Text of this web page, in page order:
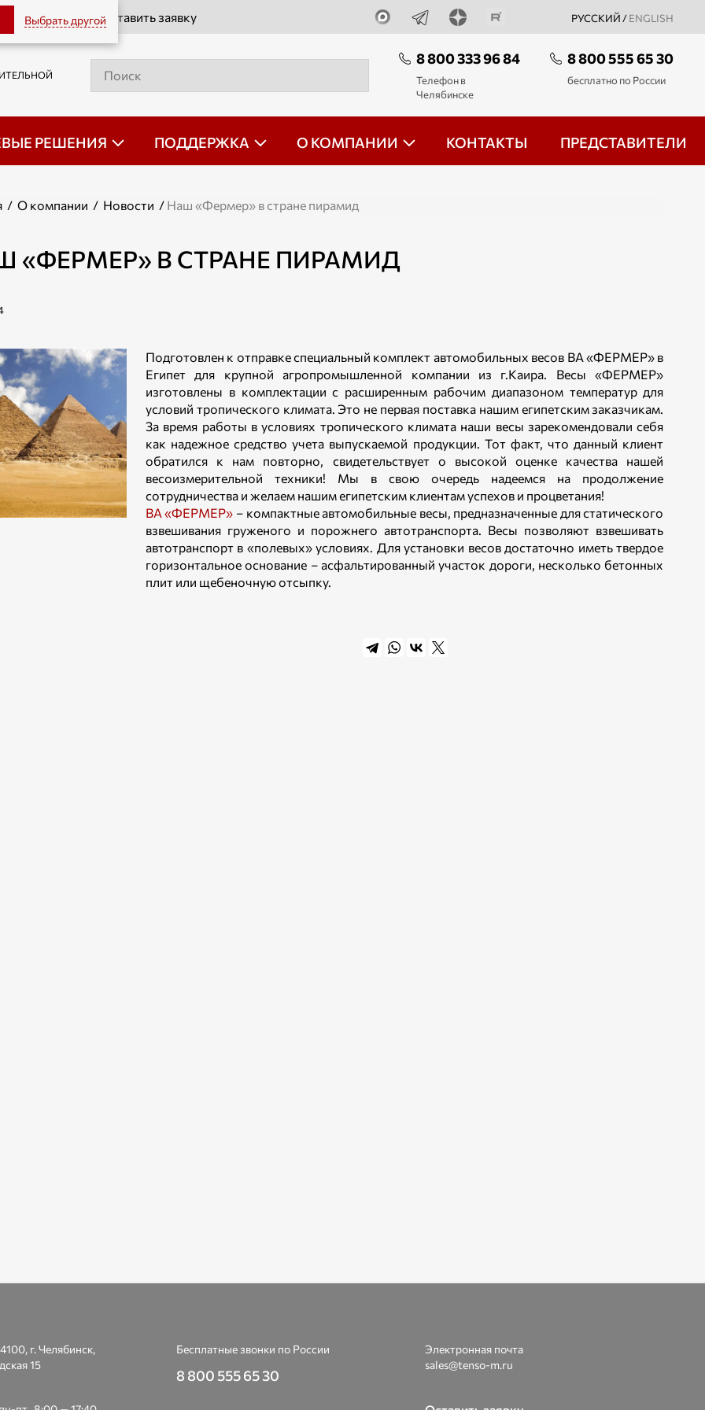
Выбрать другой РУССКИЙ / ENGLISH
Оставить заявку
8 800 333 96 84
Телефон в
Челябинске
8 800 555 65 30
бесплатно по России
РЕШЕНИЯ ПОДДЕРЖКА О КОМПАНИИ КОНТАКТЫ ПРЕДСТАВИТЕЛИ
/ О компании / Новости / Наш «Фермер» в стране пирамид
«ФЕРМЕР» В СТРАНЕ ПИРАМИД
Подготовлен к отправке специальный комплект автомобильных весов ВА «ФЕРМЕР» в
Египет для крупной агропромышленной компании из г.Каира. Весы «ФЕРМЕР»
изготовлены в комплектации с расширенным рабочим диапазоном температур для
условий тропического климата. Это не первая поставка нашим египетским заказчикам.
За время работы в условиях тропического климата наши весы зарекомендовали себя
как надежное средство учета выпускаемой продукции. Тот факт, что данный клиент
обратился к нам повторно, свидетельствует о высокой оценке качества нашей
весоизмерительной техники! Мы в свою очередь надеемся на продолжение
сотрудничества и желаем нашим египетским клиентам успехов и процветания!
ВА «ФЕРМЕР» – компактные автомобильные весы, предназначенные для статического
взвешивания груженого и порожнего автотранспорта. Весы позволяют взвешивать
автотранспорт в «полевых» условиях. Для установки весов достаточно иметь твердое
горизонтальное основание – асфальтированный участок дороги, несколько бетонных
плит или щебеночную отсыпку.
г. Челябинск,
15
Бесплатные звонки по России
8 800 555 65 30
Электронная почта
sales@tenso-m.ru